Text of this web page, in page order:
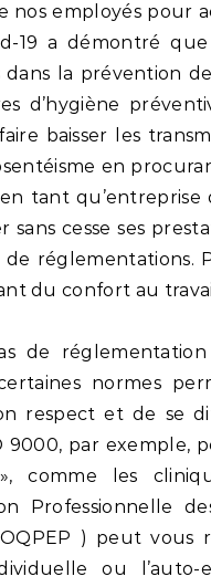
nos employés pour
19 a démontré
dans la prévention
d’hygiène
baisser les
en
tant qu’entreprise
sans cesse ses
de réglementations.
du confort au
de
normes
respect et de se
9000, par exemple,
», comme les
Professionnelle
OQPEP ) peut vous
ou